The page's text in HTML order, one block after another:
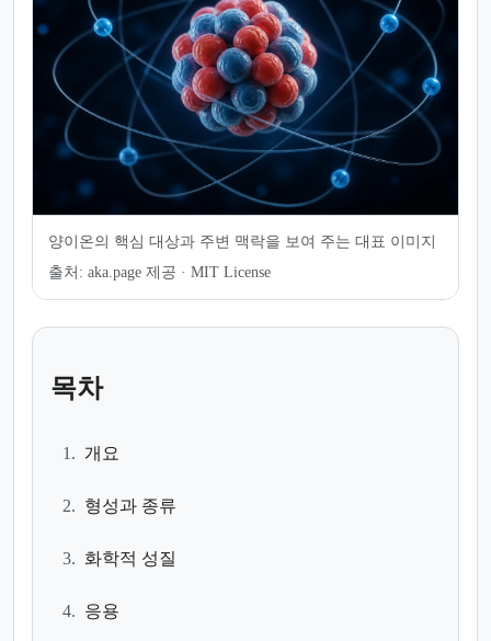
양이온의 핵심 대상과 주변 맥락을 보여 주는 대표 이미지
출처: aka.page 제공 · MIT License
목차
1. 개요
2. 형성과 종류
3. 화학적 성질
4. 응용